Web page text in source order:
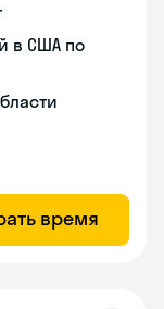
в США по
время